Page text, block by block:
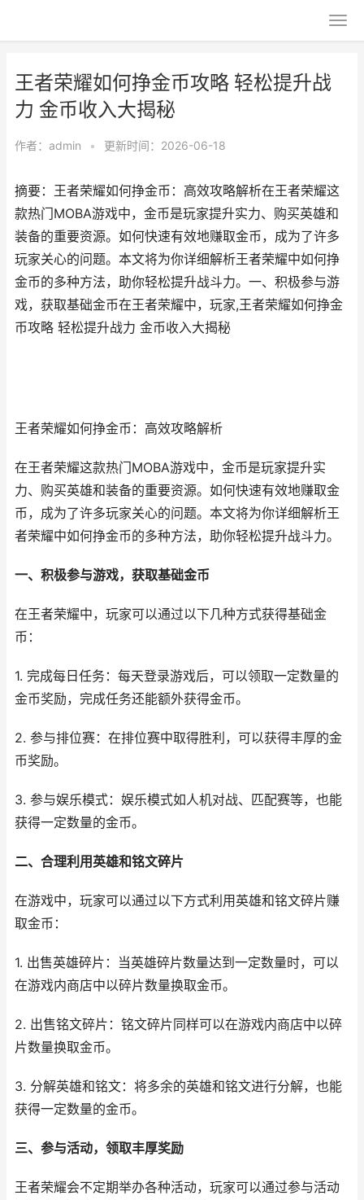
王者荣耀如何挣金币攻略 轻松提升战
力 金币收入大揭秘
作者： admin • 更新时间：2026-06-18
摘要：王者荣耀如何挣金币：高效攻略解析在王者荣耀这
款热门MOBA游戏中，金币是玩家提升实力、购买英雄和
装备的重要资源。如何快速有效地赚取金币，成为了许多
玩家关心的问题。本文将为你详细解析王者荣耀中如何挣
金币的多种方法，助你轻松提升战斗力。一、积极参与游
戏，获取基础金币在王者荣耀中，玩家,王者荣耀如何挣金
币攻略 轻松提升战力 金币收入大揭秘
王者荣耀如何挣金币：高效攻略解析
在王者荣耀这款热门MOBA游戏中，金币是玩家提升实
力、购买英雄和装备的重要资源。如何快速有效地赚取金
币，成为了许多玩家关心的问题。本文将为你详细解析王
者荣耀中如何挣金币的多种方法，助你轻松提升战斗力。
一、积极参与游戏，获取基础金币
在王者荣耀中，玩家可以通过以下几种方式获得基础金
币：
1. 完成每日任务：每天登录游戏后，可以领取一定数量的
金币奖励，完成任务还能额外获得金币。
2. 参与排位赛：在排位赛中取得胜利，可以获得丰厚的金
币奖励。
3. 参与娱乐模式：娱乐模式如人机对战、匹配赛等，也能
获得一定数量的金币。
二、合理利用英雄和铭文碎片
在游戏中，玩家可以通过以下方式利用英雄和铭文碎片赚
取金币：
1. 出售英雄碎片：当英雄碎片数量达到一定数量时，可以
在游戏内商店中以碎片数量换取金币。
2. 出售铭文碎片：铭文碎片同样可以在游戏内商店中以碎
片数量换取金币。
3. 分解英雄和铭文：将多余的英雄和铭文进行分解，也能
获得一定数量的金币。
三、参与活动，领取丰厚奖励
王者荣耀会不定期举办各种活动，玩家可以通过参与活动